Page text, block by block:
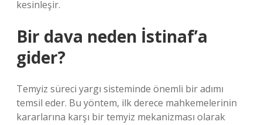
kesinleşir.
Bir dava neden İstinaf’a
gider?
Temyiz süreci yargı sisteminde önemli bir adımı
temsil eder. Bu yöntem, ilk derece mahkemelerinin
kararlarına karşı bir temyiz mekanizması olarak